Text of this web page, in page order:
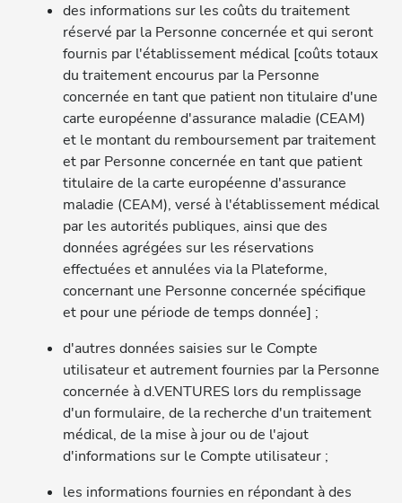
des informations sur les coûts du traitement
réservé par la Personne concernée et qui seront
fournis par l'établissement médical [coûts totaux
du traitement encourus par la Personne
concernée en tant que patient non titulaire d'une
carte européenne d'assurance maladie (CEAM)
et le montant du remboursement par traitement
et par Personne concernée en tant que patient
titulaire de la carte européenne d'assurance
maladie (CEAM), versé à l'établissement médical
par les autorités publiques, ainsi que des
données agrégées sur les réservations
effectuées et annulées via la Plateforme,
concernant une Personne concernée spécifique
et pour une période de temps donnée] ;
d'autres données saisies sur le Compte
utilisateur et autrement fournies par la Personne
concernée à d.VENTURES lors du remplissage
d'un formulaire, de la recherche d'un traitement
médical, de la mise à jour ou de l'ajout
d'informations sur le Compte utilisateur ;
les informations fournies en répondant à des